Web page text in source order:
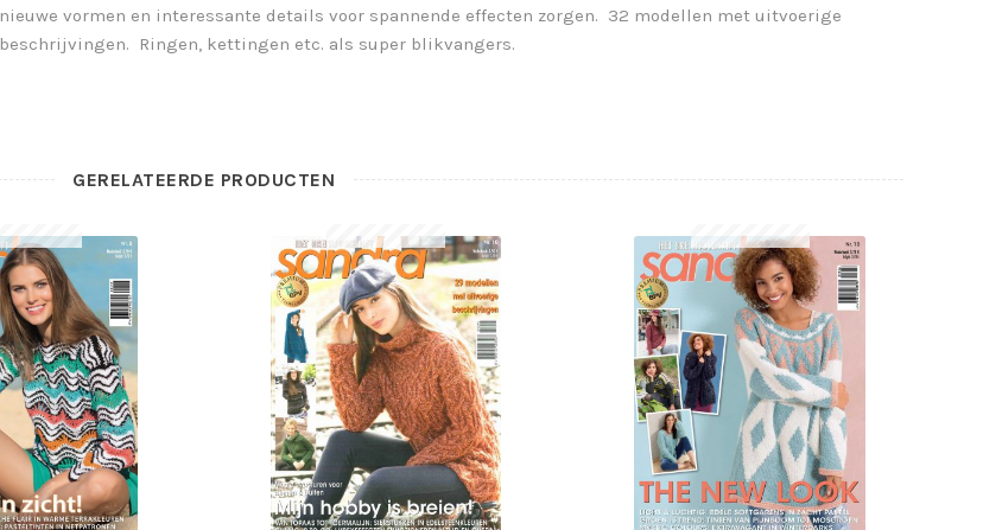
nieuwe vormen en interessante details voor spannende effecten zorgen. 32 modellen met uitvoerige
beschrijvingen. Ringen, kettingen etc. als super blikvangers.
GERELATEERDE PRODUCTEN